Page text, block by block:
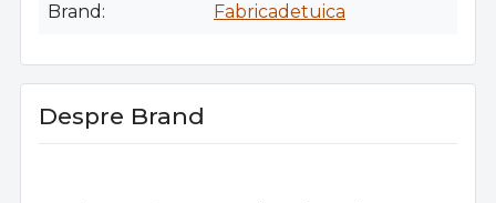
Brand Fabricadetuica
Despre Brand